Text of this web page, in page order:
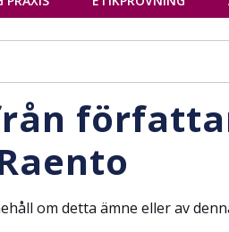
om detta ämne eller av